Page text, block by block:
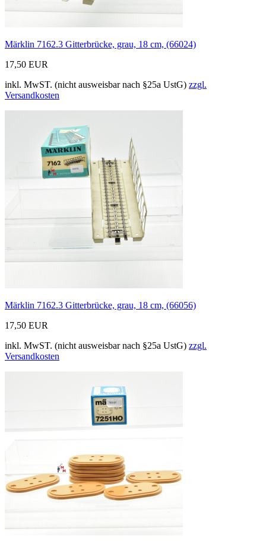
Märklin 7162.3 Gitterbrücke, grau, 18 cm, (66024)
17,50 EUR
inkl. MwST. (nicht ausweisbar nach §25a UstG) zzgl.
Versandkosten
Märklin 7162.3 Gitterbrücke, grau, 18 cm, (66056)
17,50 EUR
inkl. MwST. (nicht ausweisbar nach §25a UstG) zzgl.
Versandkosten